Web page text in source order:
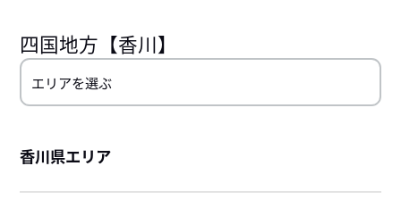
四国地方 【香川】
香川県エリア